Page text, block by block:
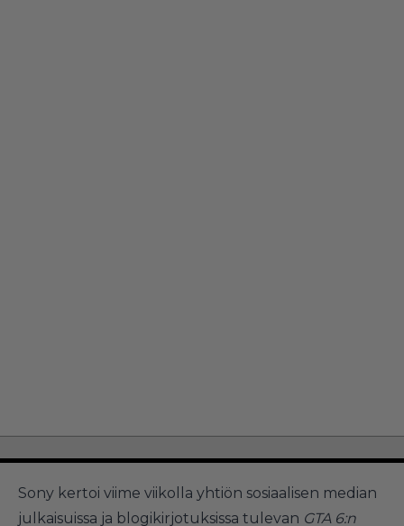
Sony kertoi viime viikolla yhtiön sosiaalisen median
julkaisuissa ja blogikirjotuksissa tulevan GTA 6:n